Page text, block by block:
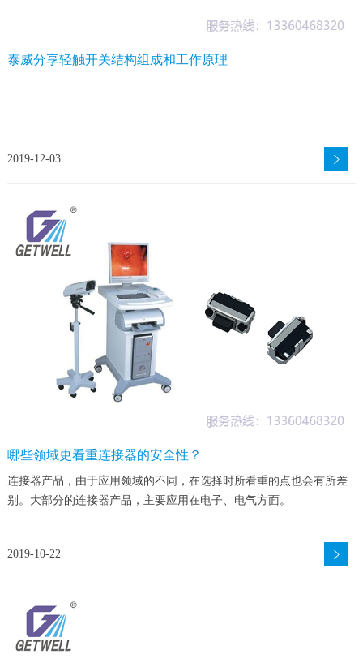
泰威分享轻触开关结构组成和工作原理
2019-12-03
哪些领域更看重连接器的安全性？
连接器产品，由于应用领域的不同，在选择时所看重的点也会有所差
别。大部分的连接器产品，主要应用在电子、电气方面。
2019-10-22